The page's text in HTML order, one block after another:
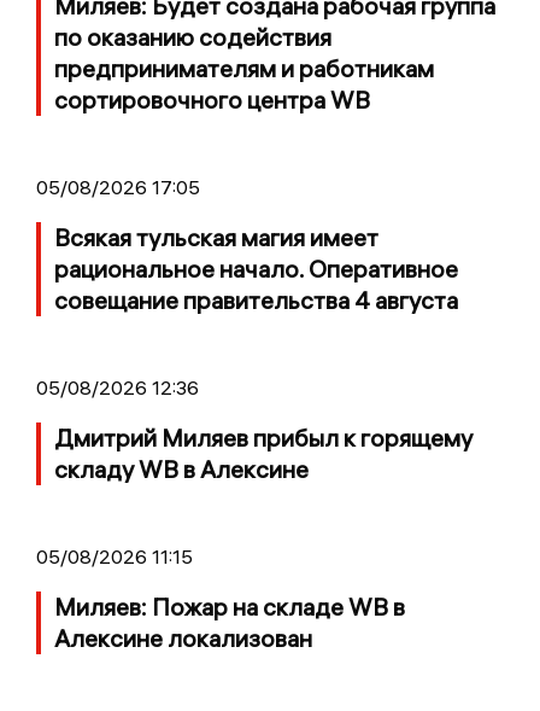
по оказанию содействия
предпринимателям и работникам
сортировочного центра WB
05/08/2026 17:05
Всякая тульская магия имеет
рациональное начало. Оперативное
совещание правительства 4 августа
05/08/2026 12:36
Дмитрий Миляев прибыл к горящему
складу WB в Алексине
05/08/2026 11:15
Миляев: Пожар на складе WB в
Алексине локализован